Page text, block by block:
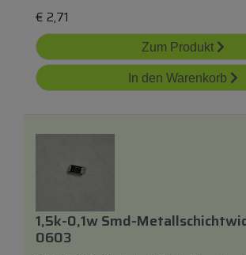
€ 2,71
Zum Produkt
In den Warenkorb
1,5k-0,1w Smd-
0603